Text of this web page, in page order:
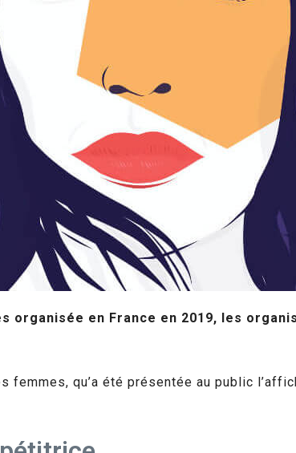
organisée en France en 2019, les
qu’a été présentée au public